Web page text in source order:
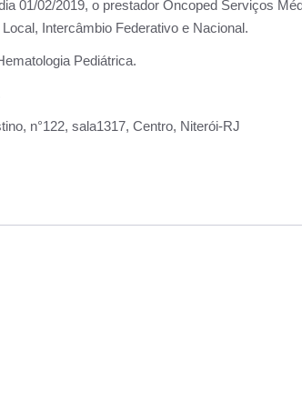
01/02/2019, o prestador Oncoped Serviços
Intercâmbio Federativo e Nacional.
Pediátrica.
n°122, sala1317, Centro, Niterói-RJ